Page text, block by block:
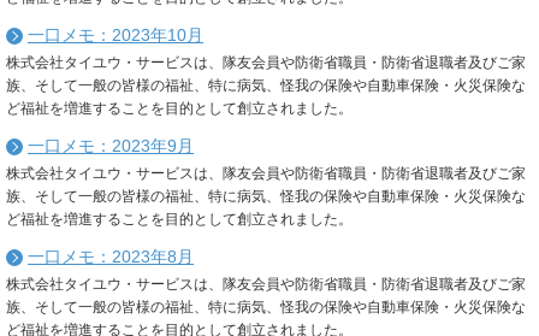
一口メモ：2023年10月
株式会社タイユウ・サービスは、隊友会員や防衛省職員・防衛省退職者及びご家
族、そして一般の皆様の福祉、特に病気、怪我の保険や自動車保険・火災保険な
ど福祉を増進することを目的として創立されました。
一口メモ：2023年9月
株式会社タイユウ・サービスは、隊友会員や防衛省職員・防衛省退職者及びご家
族、そして一般の皆様の福祉、特に病気、怪我の保険や自動車保険・火災保険な
ど福祉を増進することを目的として創立されました。
一口メモ：2023年8月
株式会社タイユウ・サービスは、隊友会員や防衛省職員・防衛省退職者及びご家
族、そして一般の皆様の福祉、特に病気、怪我の保険や自動車保険・火災保険な
ど福祉を増進することを目的として創立されました。